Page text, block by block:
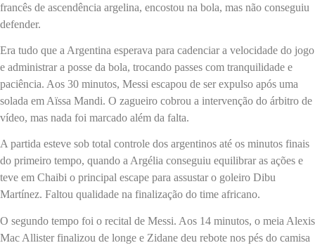
francês de ascendência argelina, encostou na bola, mas não conseguiu
defender.
Era tudo que a Argentina esperava para cadenciar a velocidade do jogo
e administrar a posse da bola, trocando passes com tranquilidade e
paciência. Aos 30 minutos, Messi escapou de ser expulso após uma
solada em Aïssa Mandi. O zagueiro cobrou a intervenção do árbitro de
vídeo, mas nada foi marcado além da falta.
A partida esteve sob total controle dos argentinos até os minutos finais
do primeiro tempo, quando a Argélia conseguiu equilibrar as ações e
teve em Chaibi o principal escape para assustar o goleiro Dibu
Martínez. Faltou qualidade na finalização do time africano.
O segundo tempo foi o recital de Messi. Aos 14 minutos, o meia Alexis
Mac Allister finalizou de longe e Zidane deu rebote nos pés do camisa